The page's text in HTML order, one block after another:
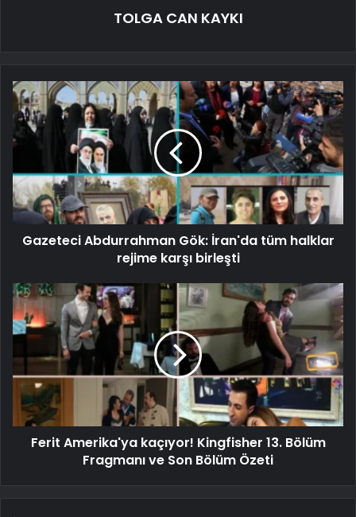
TOLGA CAN KAYKI
Gazeteci Abdurrahman Gök: İran'da tüm halklar
rejime karşı birleşti
Ferit Amerika'ya kaçıyor! Kingfisher 13. Bölüm
Fragmanı ve Son Bölüm Özeti